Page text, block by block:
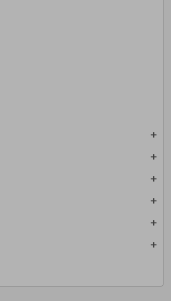
add
add
add
add
add
add